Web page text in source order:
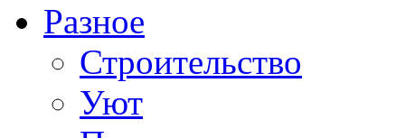
Разное
Строительство
Уют